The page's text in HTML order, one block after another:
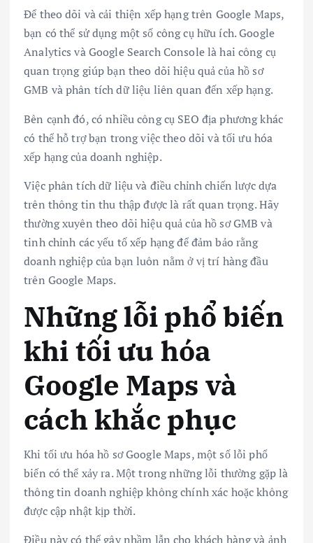
Để theo dõi và cải thiện xếp hạng trên Google Maps,
bạn có thể sử dụng một số công cụ hữu ích. Google
Analytics và Google Search Console là hai công cụ
quan trọng giúp bạn theo dõi hiệu quả của hồ sơ
GMB và phân tích dữ liệu liên quan đến xếp hạng.
Bên cạnh đó, có nhiều công cụ SEO địa phương khác
có thể hỗ trợ bạn trong việc theo dõi và tối ưu hóa
xếp hạng của doanh nghiệp.
Việc phân tích dữ liệu và điều chỉnh chiến lược dựa
trên thông tin thu thập được là rất quan trọng. Hãy
thường xuyên theo dõi hiệu quả của hồ sơ GMB và
tinh chỉnh các yếu tố xếp hạng để đảm bảo rằng
doanh nghiệp của bạn luôn nằm ở vị trí hàng đầu
trên Google Maps.
Những lỗi phổ biến
khi tối ưu hóa
Google Maps và
cách khắc phục
Khi tối ưu hóa hồ sơ Google Maps, một số lỗi phổ
biến có thể xảy ra. Một trong những lỗi thường gặp là
thông tin doanh nghiệp không chính xác hoặc không
được cập nhật kịp thời.
Điều này có thể gây nhầm lẫn cho khách hàng và ảnh